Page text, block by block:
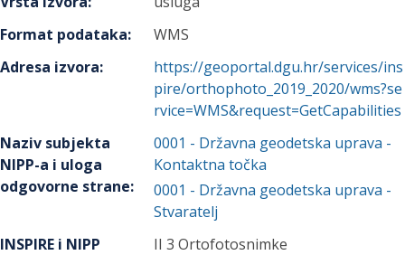
Format podataka:
WMS
Adresa izvora:
https://geoportal.dgu.hr/services/ins
pire/orthophoto_2019_2020/wms?se
rvice=WMS&request=GetCapabilities
Naziv subjekta
NIPP-a i uloga
odgovorne strane:
0001 - Državna geodetska uprava -
Kontaktna točka
0001 - Državna geodetska uprava -
Stvaratelj
INSPIRE i NIPP
II 3 Ortofotosnimke